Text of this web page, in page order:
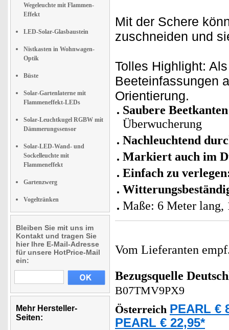
Wegeleuchte mit Flammen-
Effekt
LED-Solar-Glasbaustein
Nistkasten in Wohnwagen-
Optik
Büste
Solar-Gartenlaterne mit
Flammeneffekt-LEDs
Solar-Leuchtkugel RGBW mit
Dämmerungssensor
Solar-LED-Wand- und
Sockelleuchte mit
Flammeneffekt
Gartenzwerg
Vogeltränken
Bleiben Sie mit uns im
Kontakt und tragen Sie
hier Ihre E-Mail-Adresse
für unsere HotPrice-Mail
ein:
Mehr Hersteller-
Seiten:
Mit der Schere
zuschneiden und
Tolles Highlight:
Beeteinfassungen
Orientierung.
Saubere
Überwucherung
Nachleuchtend
Markiert auch im
Einfach zu
Maße: 6 Meter lang,
Vom Lieferanten
Bezugsquelle
B07TMV9PX9
Österreich PEARL €
PEARL € 22,95*